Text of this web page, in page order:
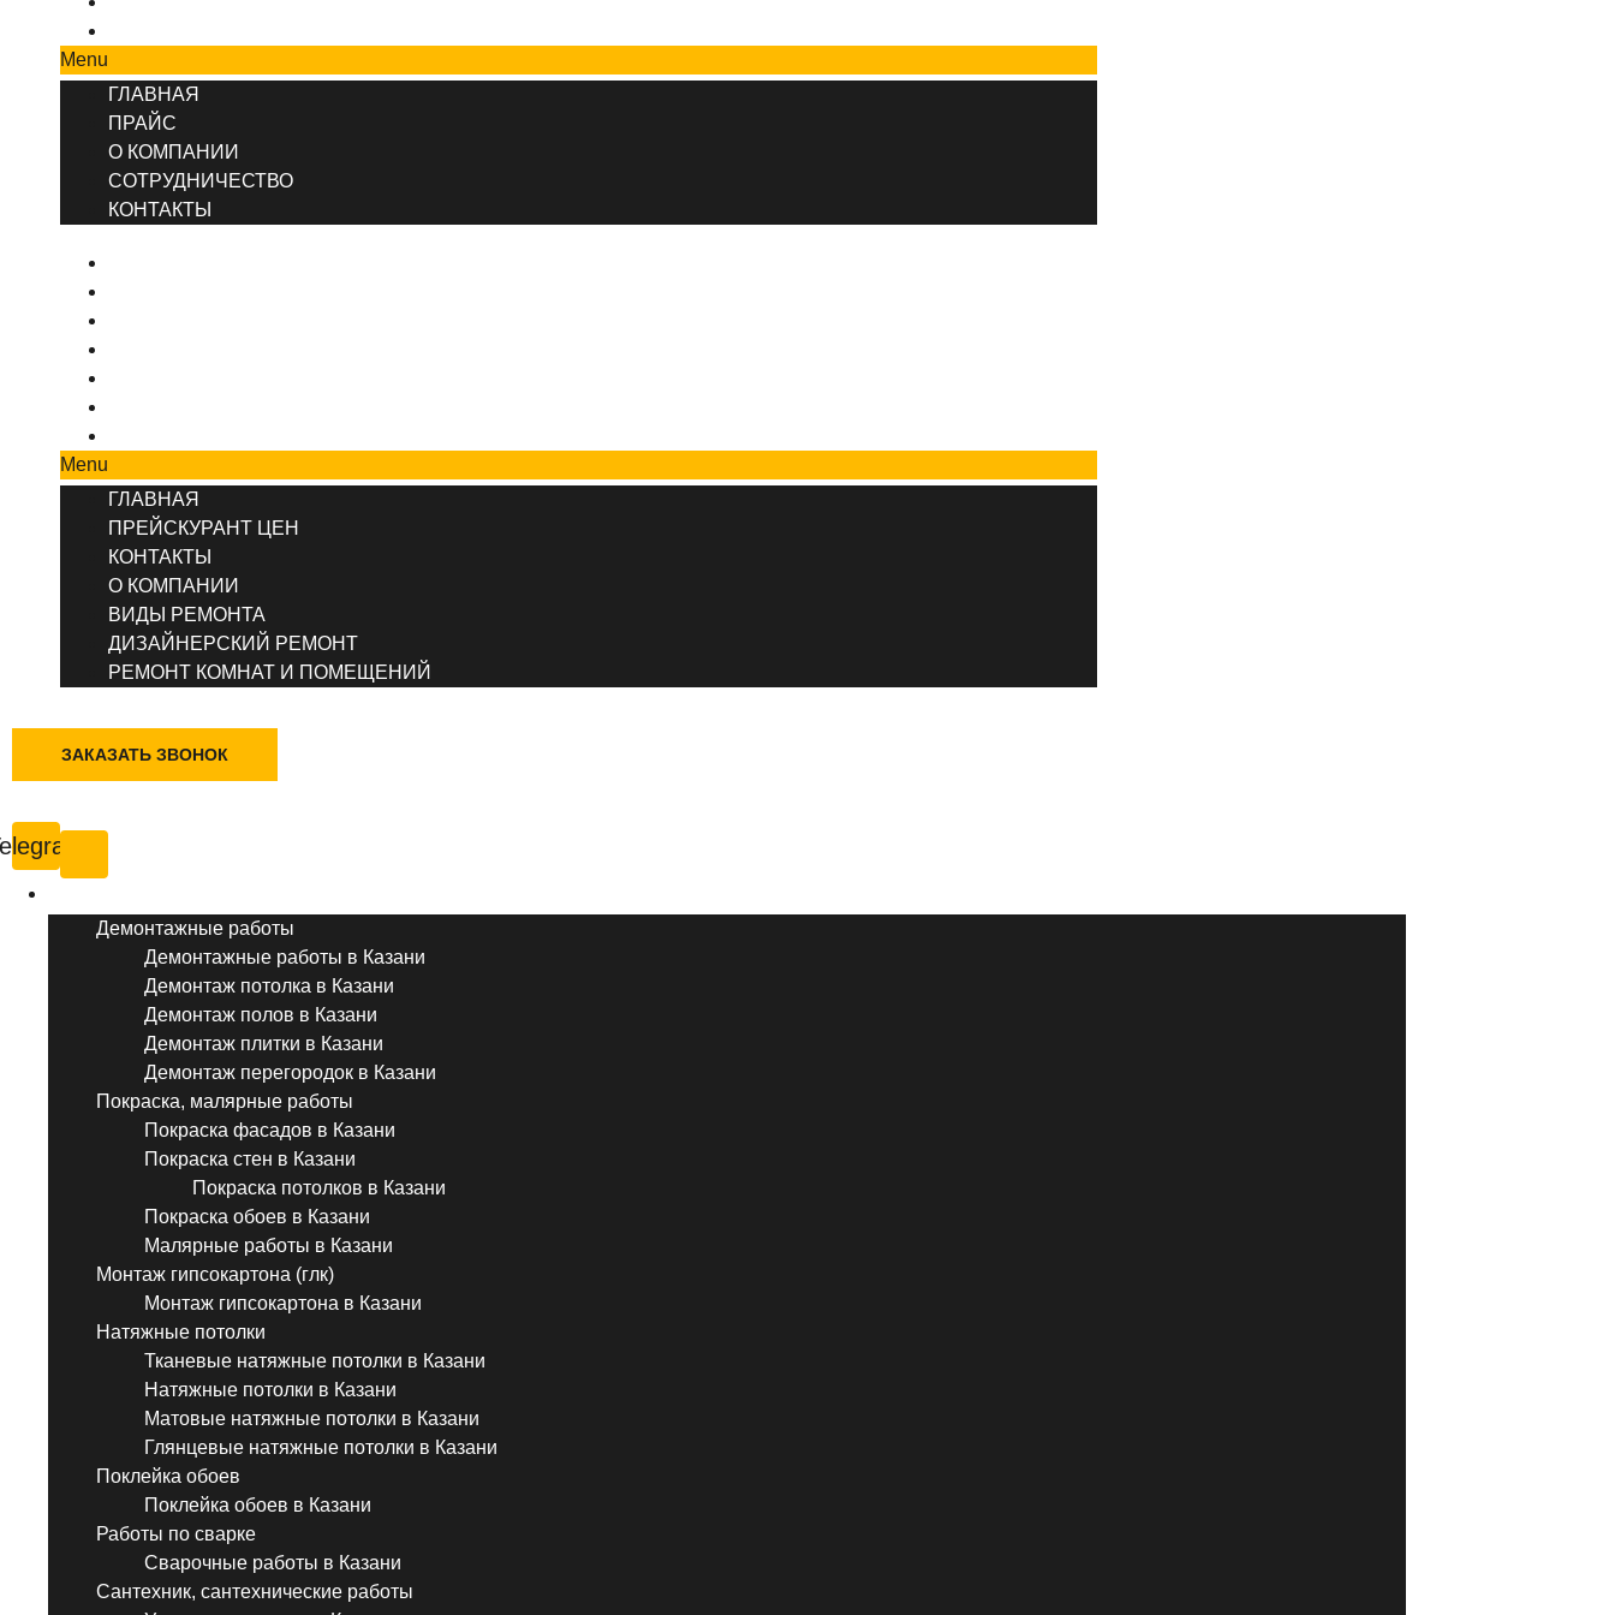
Menu
ГЛАВНАЯ
ПРАЙС
О КОМПАНИИ
СОТРУДНИЧЕСТВО
КОНТАКТЫ
Menu
ГЛАВНАЯ
ПРЕЙСКУРАНТ ЦЕН
КОНТАКТЫ
О КОМПАНИИ
ВИДЫ РЕМОНТА
ДИЗАЙНЕРСКИЙ РЕМОНТ
РЕМОНТ КОМНАТ И ПОМЕЩЕНИЙ
ЗАКАЗАТЬ ЗВОНОК
Демонтажные работы
Демонтажные работы в Казани
Демонтаж потолка в Казани
Демонтаж полов в Казани
Демонтаж плитки в Казани
Демонтаж перегородок в Казани
Покраска, малярные работы
Покраска фасадов в Казани
Покраска стен в Казани
Покраска потолков в Казани
Покраска обоев в Казани
Малярные работы в Казани
Монтаж гипсокартона (глк)
Монтаж гипсокартона в Казани
Натяжные потолки
Тканевые натяжные потолки в Казани
Натяжные потолки в Казани
Матовые натяжные потолки в Казани
Глянцевые натяжные потолки в Казани
Поклейка обоев
Поклейка обоев в Казани
Работы по сварке
Сварочные работы в Казани
Сантехник, сантехнические работы